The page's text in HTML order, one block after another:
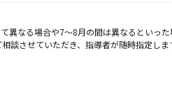
なる場合や7～8月の間は異なるといった
させていただき、指導者が随時指定しま